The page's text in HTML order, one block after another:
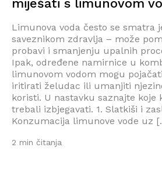
miješati s limunovom
Limunova voda često se smatra
saveznikom zdravlja – može
probavi i smanjenju upalnih
Ipak, određene namirnice u
limunovom vodom mogu
iritirati želudac ili umanjiti
koristi. U nastavku saznajte koje
trebali izbjegavati. 1. Slatkiši i
Konzumacija limunove vode uz
2 min čitanja